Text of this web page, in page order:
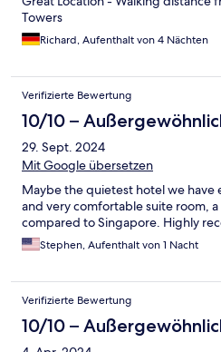
Towers
Richard, Aufenthalt von 4 Nächten
Verifizierte Bewertung
10/10 –
29. Sept. 2024
Mit Google übersetzen
Maybe the quietest hotel we have
and very comfortable suite room,
compared to Singapore. Highly
Stephen, Aufenthalt von 1 Nacht
Verifizierte Bewertung
10/10 –